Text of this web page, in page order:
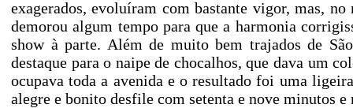
exagerados, evoluíram com bastante vigor, mas,
demorou algum tempo para que a harmonia
show à parte. Além de muito bem trajados de
destaque para o naipe de chocalhos, que dava um
ocupava toda a avenida e o resultado foi uma
alegre e bonito desfile com setenta e nove minutos e